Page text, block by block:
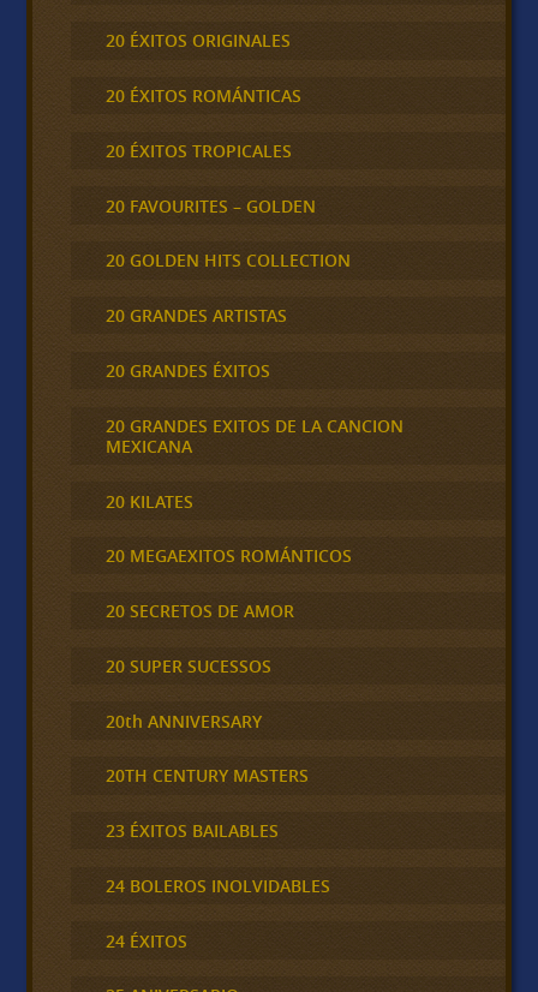
20 ÉXITOS ORIGINALES
20 ÉXITOS ROMÁNTICAS
20 ÉXITOS TROPICALES
20 FAVOURITES – GOLDEN
20 GOLDEN HITS COLLECTION
20 GRANDES ARTISTAS
20 GRANDES ÉXITOS
20 GRANDES EXITOS DE LA CANCION
MEXICANA
20 KILATES
20 MEGAEXITOS ROMÁNTICOS
20 SECRETOS DE AMOR
20 SUPER SUCESSOS
20th ANNIVERSARY
20TH CENTURY MASTERS
23 ÉXITOS BAILABLES
24 BOLEROS INOLVIDABLES
24 ÉXITOS